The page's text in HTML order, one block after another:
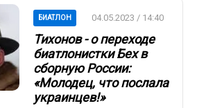
БИАТЛОН 04.05.2023 / 14:40
Тихонов - о переходе
биатлонистки Бех в
сборную России:
«Молодец, что послала
украинцев!»